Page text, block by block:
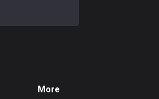
More